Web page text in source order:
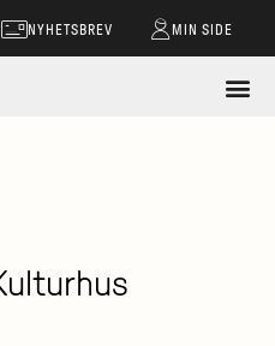
NYHETSBREV MIN SIDE